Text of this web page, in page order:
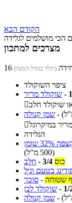
הקודם הבא
הכי מושלמים לגלידה
מצרכים למתכון
(תלוי בגודל המנה)
ציפוי השוקולד
שוקולד מריר -
שוקולד חלב
שמן קנולה -
במיקרוגל
הגלידה
שומן
(500 מ"ל)
חלב - 3/4 כוס
בטעם וניל
סוכר - שטוחה
שוקולד לבן - 1/
שמן קנולה -